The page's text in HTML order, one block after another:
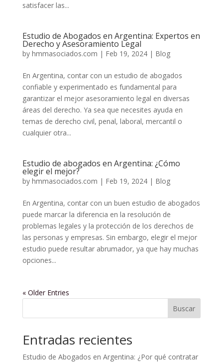
satisfacer las...
Estudio de Abogados en Argentina: Expertos en
Derecho y Asesoramiento Legal
by hmmasociados.com | Feb 19, 2024| Blog
En Argentina, contar con un estudio de abogados
confiable y experimentado es fundamental para
garantizar el mejor asesoramiento legal en diversas
áreas del derecho. Ya sea que necesites ayuda en
temas de derecho civil, penal, laboral, mercantil o
cualquier otra...
Estudio de abogados en Argentina: ¿Cómo
elegir el mejor?
by hmmasociados.com | Feb 19, 2024| Blog
En Argentina, contar con un buen estudio de abogados
puede marcar la diferencia en la resolución de
problemas legales y la protección de los derechos de
las personas y empresas. Sin embargo, elegir el mejor
estudio puede resultar abrumador, ya que hay muchas
opciones...
« Older Entries
Buscar
Entradas recientes
Estudio de Abogados en Argentina: ¿Por qué contratar